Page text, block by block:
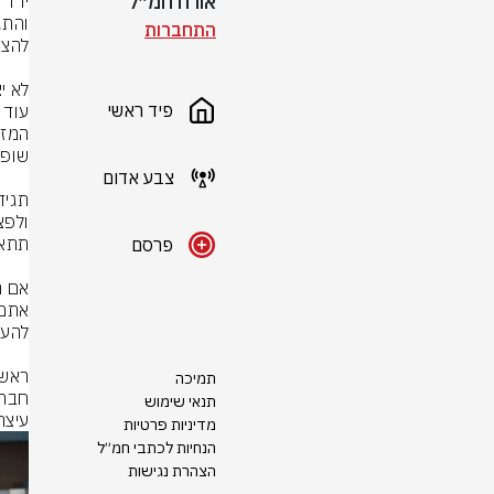
התחברות
פיד ראשי
צבע אדום
פרסם
תמיכה
תנאי שימוש
מדיניות פרטיות
הנחיות לכתבי חמ״ל
הצהרת נגישות